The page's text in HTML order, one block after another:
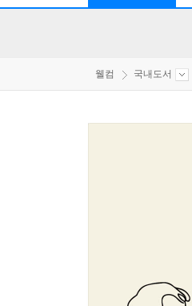
웰컴 국내도서